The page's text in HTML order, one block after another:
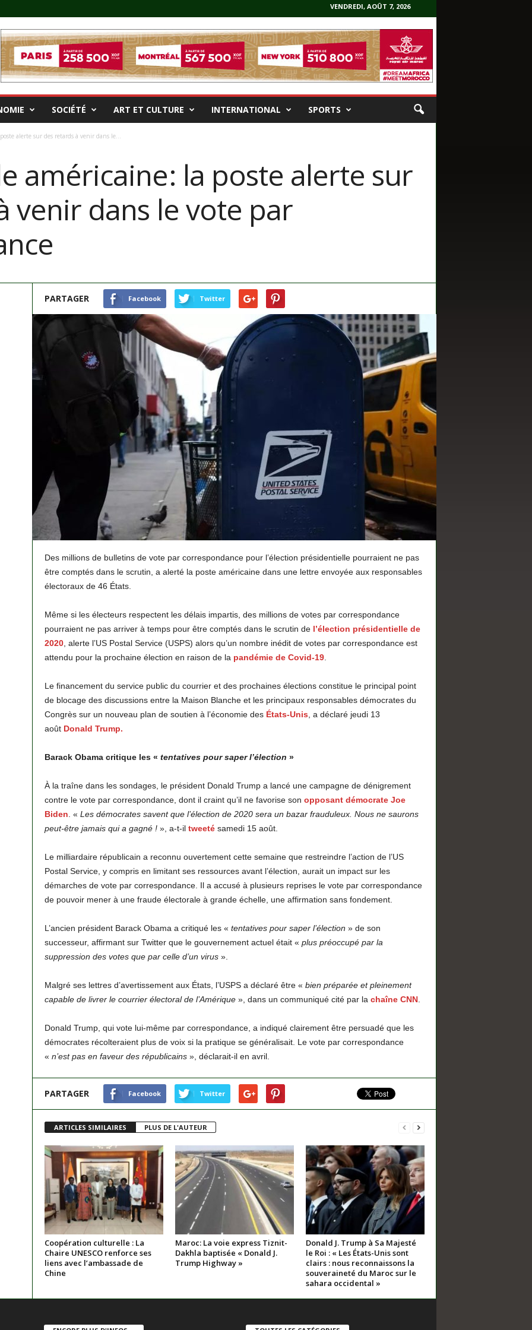
VENDREDI, AOÛT 7, 2026
SOCIÉTÉ ART ET CULTURE INTERNATIONAL SPORTS
alerte sur des retards à venir dans le...
américaine: la poste alerte sur
venir dans le vote par
PARTAGER Facebook Twitter
Des millions de bulletins de vote par correspondance pour l’élection présidentielle pourraient ne pas
être comptés dans le scrutin, a alerté la poste américaine dans une lettre envoyée aux responsables
électoraux de 46 États.
Même si les électeurs respectent les délais impartis, des millions de votes par correspondance
pourraient ne pas arriver à temps pour être comptés dans le scrutin del’élection présidentielle de
2020, alerte l’US Postal Service (USPS) alors qu’un nombre inédit de votes par correspondance est
attendu pour la prochaine élection en raison de la pandémie de Covid-19.
Le financement du service public du courrier et des prochaines élections constitue le principal point
de blocage des discussions entre la Maison Blanche et les principaux responsables démocrates du
Congrès sur un nouveau plan de soutien à l’économie des États-Unis , a déclaré jeudi 13
août Donald Trump.
Barack Obama critique les « tentatives pour saper l’élection »
À la traîne dans les sondages, le président Donald Trump a lancé une campagne de dénigrement
contre le vote par correspondance, dont il craint qu’il ne favorise son opposant démocrate Joe
Biden . « Les démocrates savent que l’élection de 2020 sera un bazar frauduleux. Nous ne saurons
peut-être jamais qui a gagné !», a-t-il tweeté samedi 15 août.
Le milliardaire républicain a reconnu ouvertement cette semaine que restreindre l’action de l’US
Postal Service, y compris en limitant ses ressources avant l’élection, aurait un impact sur les
démarches de vote par correspondance. Il a accusé à plusieurs reprises le vote par correspondance
de pouvoir mener à une fraude électorale à grande échelle, une affirmation sans fondement.
L’ancien président Barack Obama a critiqué les « tentatives pour saper l’élection » de son
successeur, affirmant sur Twitter que le gouvernement actuel était « plus préoccupé par la
suppression des votes que par celle d’un virus».
Malgré ses lettres d’avertissement aux États, l’USPS a déclaré être « bien préparée et pleinement
capable de livrer le courrier électoral de l’Amérique», dans un communiqué cité par la chaîne CNN.
Donald Trump, qui vote lui-même par correspondance, a indiqué clairement être persuadé que les
démocrates récolteraient plus de voix si la pratique se généralisait. Le vote par correspondance
« n’est pas en faveur des républicains», déclarait-il en avril.
PARTAGER Facebook Twitter
ARTICLES SIMILAIRES PLUS DE L'AUTEUR
Coopération culturelle : La
Chaire UNESCO renforce ses
liens avec l’ambassade de
Chine
Maroc: La voie express Tiznit-
Dakhla baptisée « Donald J.
Trump Highway »
Donald J. Trump à Sa Majesté
le Roi : « Les États-Unis sont
clairs : nous reconnaissons la
souveraineté du Maroc sur le
sahara occidental »